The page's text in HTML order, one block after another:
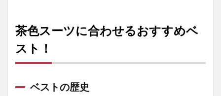
茶色スーツに合わせるおすすめベ
スト！
ベストの歴史